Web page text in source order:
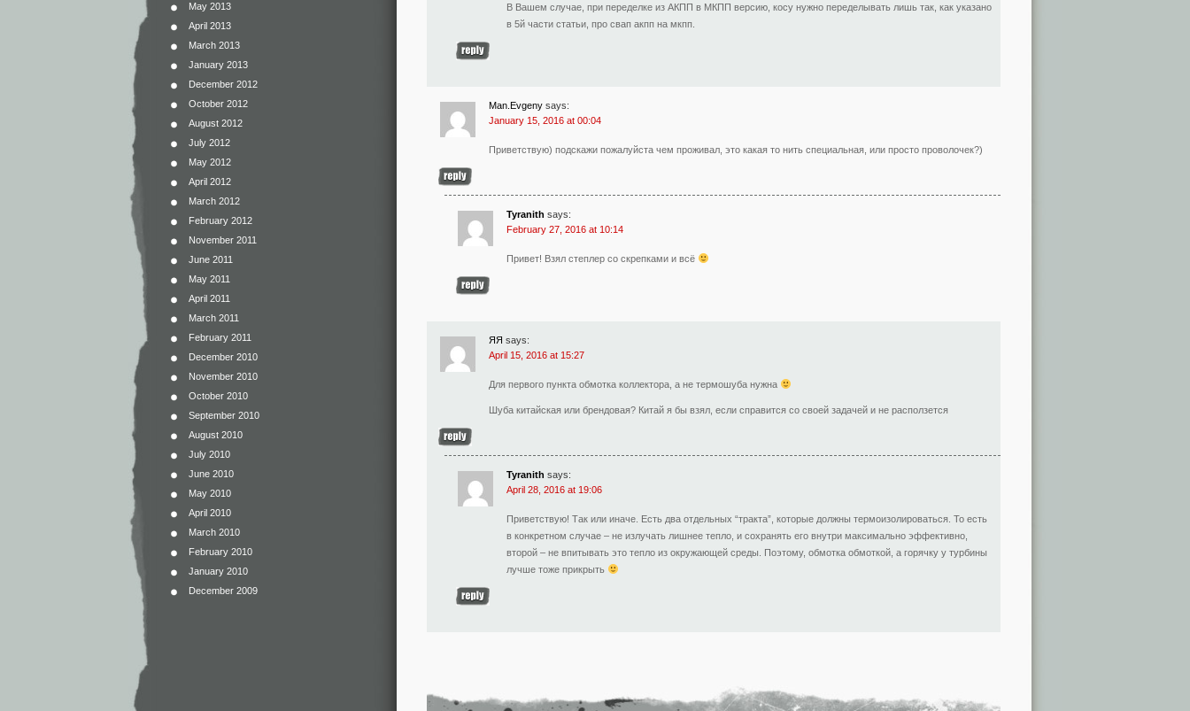
May 2013
April 2013
March 2013
January 2013
December 2012
October 2012
August 2012
July 2012
May 2012
April 2012
March 2012
February 2012
November 2011
June 2011
May 2011
April 2011
March 2011
February 2011
December 2010
November 2010
October 2010
September 2010
August 2010
July 2010
June 2010
May 2010
April 2010
March 2010
February 2010
January 2010
December 2009
В Вашем случае, при переделке из АКПП в МКПП версию, косу нужно переделывать лишь так, как указано
в 5й части статьи, про свап акпп на мкпп.
Man.Evgeny says:
January 15, 2016 at 00:04
Приветствую) подскажи пожалуйста чем проживал, это какая то нить специальная, или просто проволочек?)
Tyranith says:
February 27, 2016 at 10:14
Привет! Взял степлер со скрепками и всё
ЯЯ says:
April 15, 2016 at 15:27
Для первого пункта обмотка коллектора, а не термошуба нужна
Шуба китайская или брендовая? Китай я бы взял, если справится со своей задачей и не расползется
Tyranith says:
April 28, 2016 at 19:06
Приветствую! Так или иначе. Есть два отдельных “тракта”, которые должны термоизолироваться. То есть
в конкретном случае – не излучать лишнее тепло, и сохранять его внутри максимально эффективно,
второй – не впитывать это тепло из окружающей среды. Поэтому, обмотка обмоткой, а горячку у турбины
лучше тоже прикрыть